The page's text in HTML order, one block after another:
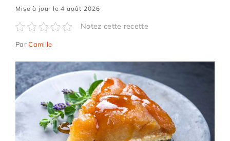
Mise à jour le 4 août 2026
Notez cette recette
ParCamille